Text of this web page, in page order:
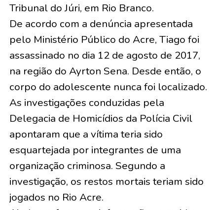
Tribunal do Júri, em Rio Branco.
De acordo com a denúncia apresentada
pelo Ministério Público do Acre, Tiago foi
assassinado no dia 12 de agosto de 2017,
na região do Ayrton Sena. Desde então, o
corpo do adolescente nunca foi localizado.
As investigações conduzidas pela
Delegacia de Homicídios da Polícia Civil
apontaram que a vítima teria sido
esquartejada por integrantes de uma
organização criminosa. Segundo a
investigação, os restos mortais teriam sido
jogados no Rio Acre.